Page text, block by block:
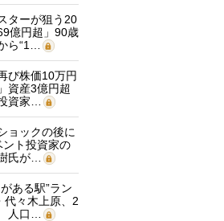
ターが狙う20
億円超」90歳
ら“1…
び株価10万円
資産3億円超
資家…
ョックの後に
ト投資家の
氏が…
ある駅”ラン
代々木上原、2
人口…